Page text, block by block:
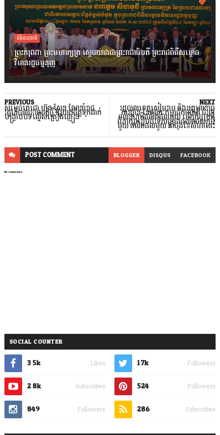
ព័ត៌មានជាតិ
ព្រះករុណា ព្រះមហាក្សត្រ ស្តេចយាងជាព្រះរាជាធិបតី ព្រះរាជពិធីសម្ពោធ
វិមានរដ្ឋធម្មនុញ្ញ
NEXT
រដ្ឋបាលខេត្តសៀមរាប និងអគ្គលេខាធិ
ការដ្ឋាន នៃគណៈកម្មាធិការជាតិ ជំរុញ
ចលនាភូមិផលិតផលមួយ បើកកិច្ចប្រជុំ
ពិភាក្សារៀបចំវទិកាផ្គូផ្គងផលិតផលភូមិ
មួយ ផលិតផលមួយ នាចុងខែសីហានេះ
PREVIOUS
សម្តេចតេជោ ហ៊ុន សែន ណែនាំរាជ
រដ្ឋាភិបាលអាណត្តិថ្មី ឱ្យយកចិត្តទុកដាក់
បង្ក្រាបបទល្មើសគ្រឿងញៀន
POSTCOMMENT BLOGGER DISQUS FACEBOOK
No comments
SOCIAL COUNTER
3.5k Likes 1.7k Followers
2.8k Subscribes 524 Followers
849 Followers 286 Subscribes